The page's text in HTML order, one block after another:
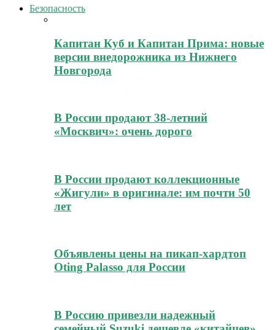
Безопасность
Капитан Куб и Капитан Прима: новые
версии внедорожника из Нижнего
Новгорода
В России продают 38-летний
«Москвич»: очень дорого
В России продают коллекционные
«Жигули» в оригинале: им почти 50
лет
Объявлены цены на пикап-хардтоп
Oting Palasso для России
В Россию привезли надежный